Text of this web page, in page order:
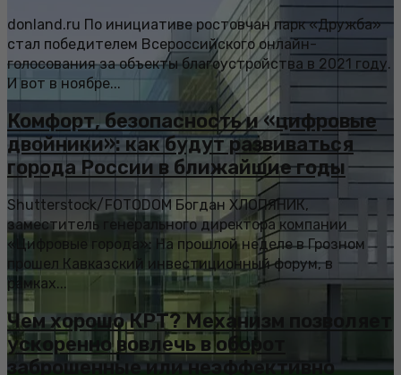
donland.ru По инициативе ростовчан парк «Дружба»
стал победителем Всероссийского онлайн-
голосования за объекты благоустройства в 2021 году.
И вот в ноябре...
Комфорт, безопасность и «цифровые
двойники»: как будут развиваться
города России в ближайшие годы
Shutterstock/FOTODOM Богдан ХЛОПЯНИК,
заместитель генерального директора компании
«Цифровые города»: На прошлой неделе в Грозном
прошел Кавказский инвестиционный форум, в
рамках...
Чем хорошо КРТ? Механизм позволяет
ускоренно вовлечь в оборот
заброшенные или неэффективно